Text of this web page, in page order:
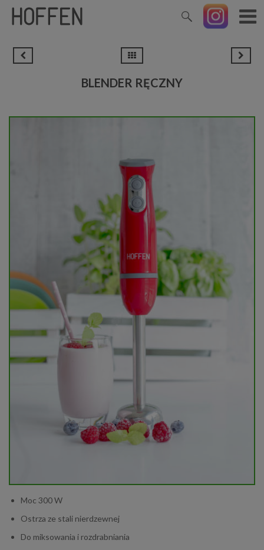
BLENDER RĘCZNY
Moc 300 W
Ostrza ze stali nierdzewnej
Do miksowania i rozdrabniania